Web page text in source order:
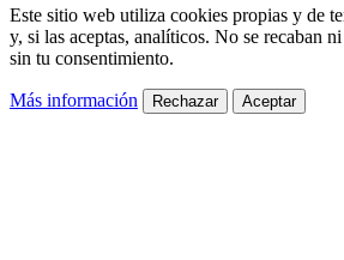
Este sitio web utiliza cookies propias y de
y, si las aceptas, analíticos. No se recaban
sin tu consentimiento.
Más información Rechazar Aceptar